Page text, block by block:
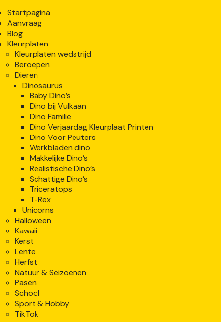
Startpagina
Aanvraag
Blog
Kleurplaten
Kleurplaten wedstrijd
Beroepen
Dieren
Dinosaurus
Baby Dino’s
Dino bij Vulkaan
Dino Familie
Dino Verjaardag Kleurplaat Printen
Dino Voor Peuters
Werkbladen dino
Makkelijke Dino’s
Realistische Dino’s
Schattige Dino’s
Triceratops
T-Rex
Unicorns
Halloween
Kawaii
Kerst
Lente
Herfst
Natuur & Seizoenen
Pasen
School
Sport & Hobby
TikTok